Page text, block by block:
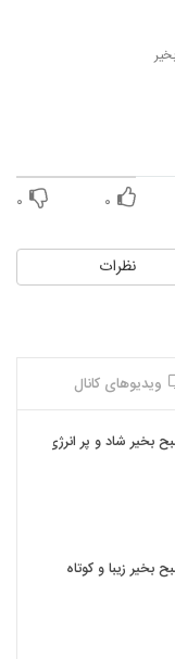
۰ ۰
نظرات
ویدیوهای کانال
بخیر شاد و پر انرژی
بخیر زیبا و کوتاه